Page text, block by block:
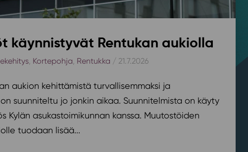
käynnistyvät Rentukan aukiolla
, Kortepohja, Rentukka / 21.7.2026
aukion kehittämistä turvallisemmaksi ja
suunniteltu jo jonkin aikaa. Suunnitelmista on käyty
Kylän asukastoimikunnan kanssa. Muutostöiden
tuodaan lisää...